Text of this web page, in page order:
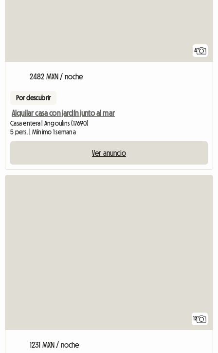
4
2482 MXN / noche
Por descubrir
Alquilar casa con jardín junto al mar
Casa entera | Angoulins (17690)
5 pers. | Mínimo 1 semana
Ver anuncio
12
1231 MXN / noche